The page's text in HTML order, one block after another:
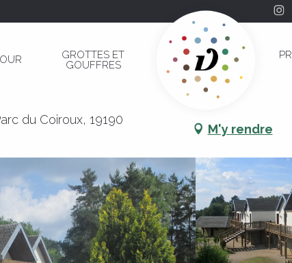
GROTTES ET
GOUFFRES
Coiroux
du Coiroux, 19190
M'y rendre